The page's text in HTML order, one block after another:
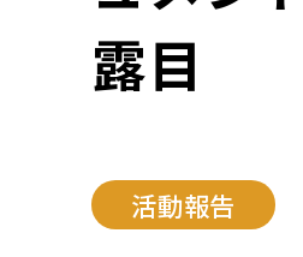
露目
活動報告